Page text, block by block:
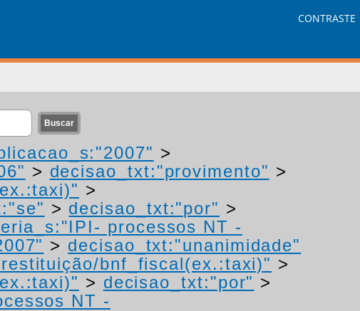
CONTRASTE
>
> decisao_txt:"provimento" >
>
> decisao_txt:"por" >
processos NT -
> decisao_txt:"unanimidade"
bnf_fiscal(ex.:taxi)" >
> decisao_txt:"por" >
NT -